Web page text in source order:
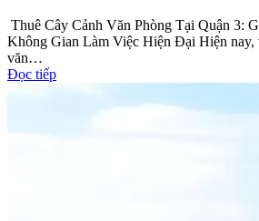
Thuê Cây Cảnh Văn Phòng Tại Quận 3:
Không Gian Làm Việc Hiện Đại Hiện nay,
văn…
Đọc tiếp